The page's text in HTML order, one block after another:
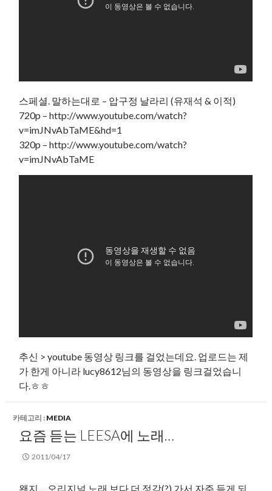
스페셜. 말하는대로 – 압구정 날라리 (유재석 & 이적)
720p – http://www.youtube.com/watch?
v=imJNvAbTaME&hd=1
320p – http://www.youtube.com/watch?
v=imJNvAbTaME
추신 > youtube 동영상 링크를 걸었는데요. 업로드는 제
가 한게 아니라 lucy8612님의 동영상을 링크걸었습니
다.ㅎㅎ
카테고리 : MEDIA
요즘 듣는 LEESA에 노래…
2011/04/17
왠지… 오리지널 노래 보다 더 정감(?) 가서 자주 듣게 되